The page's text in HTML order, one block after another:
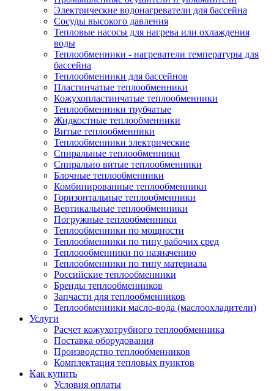
Электрические водонагреватели для бассейна
Сосуды высокого давления
Тепловые насосы для нагрева или охлаждения
воды
Теплообменники - нагреватели температуры для
бассейна
Теплообменники для бассейнов
Пластинчатые теплообменники
Кожухопластинчатые теплообменники
Теплообменники трубчатые
Жидкостные теплообменники
Витые теплообменники
Теплообменники электрические
Спиральные теплообменники
Спирально витые теплообменники
Блочные теплообменники
Комбинированные теплообменники
Горизонтальные теплообменники
Вертикальные теплообменники
Погружные теплообменники
Теплообменники по мощности
Теплообменники по типу рабочих сред
Теплоообменники по назначению
Теплообменники по типу материала
Российские теплообменники
Бренды теплообменников
Запчасти для теплообменников
Теплообменники масло-вода (маслоохладители)
Услуги
Расчет кожухотрубного теплообменника
Поставка оборудования
Производство теплообменников
Комплектация тепловых пунктов
Как купить
Условия оплаты